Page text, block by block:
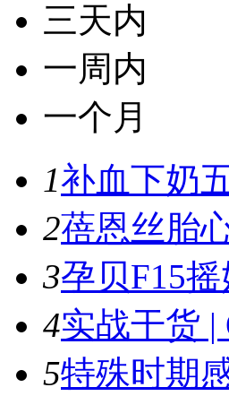
三天内
一周内
一个月
1补血下奶
2蓓恩丝胎
3孕贝F15
4实战干货 |
5特殊时期